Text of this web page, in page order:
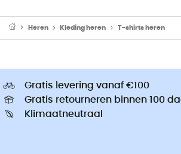
Heren Kleding heren T-shirts heren
Gratis levering vanaf €100
Gratis retourneren binnen 100
Klimaatneutraal